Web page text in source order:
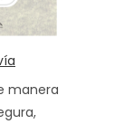
manera